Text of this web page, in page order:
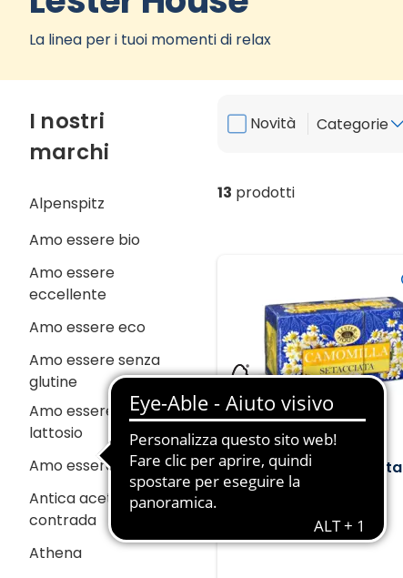
La linea per i tuoi momenti di relax
I nostri
marchi
Alpenspitz
Amo essere bio
Amo essere
eccellente
Amo essere eco
Amo essere senza
glutine
Amo essere senza
lattosio
Amo essere veg
Antica acetaia della
contrada
Athena
Novità Categorie
13 prodotti
LESTER HOUSE
Camomilla setacciata